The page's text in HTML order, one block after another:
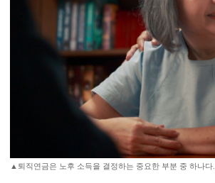
▲퇴직연금은 노후 소득을 결정하는 중요한 부분 중 하나다.